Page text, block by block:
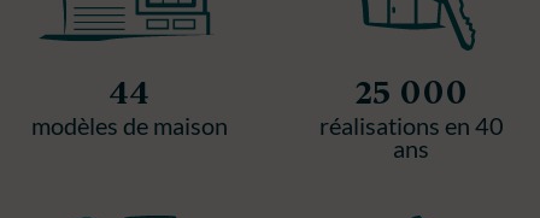
44
modèles de maison
25 000
réalisations en 40
ans